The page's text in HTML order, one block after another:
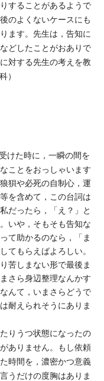
することがあるようで
のよくないケースにも
ます。先生は，告知に
どしたことがおありで
対する先生の考えを教
）
けた時に，一瞬の間を
ことをおっしゃいます
狽や必死の自制心，運
を含めて，この台詞は
だったら，「え？」と
いや，そもそも告知な
て助かるのなら，「ま
てもらえばよろしい。
苦しまない形で最後ま
さら身辺整理なんかす
んて，いまさらどうで
耐えられそうにありま
りうつ状態になったの
ありません。もし依頼
時間を，濃密かつ意義
うだけの度胸はありま